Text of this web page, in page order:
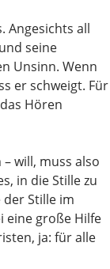
Angesichts all
seine
Unsinn. Wenn
er schweigt. Für
Hören
will, muss also
in die Stille zu
der Stille im
eine große Hilfe
ja: für alle